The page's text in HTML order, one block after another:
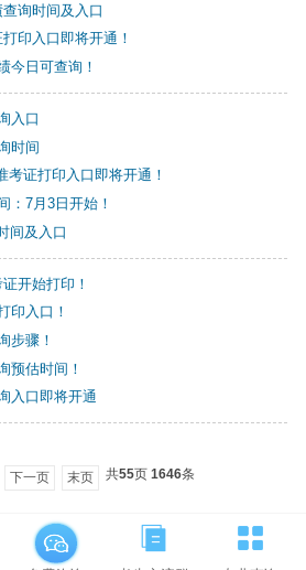
询时间及入口
印入口即将开通！
今日可查询！
入口
时间
证打印入口即将开通！
：7月3日开始！
间及入口
开始打印！
印入口！
步骤！
预估时间！
入口即将开通
下一页 末页 共55页 1646条